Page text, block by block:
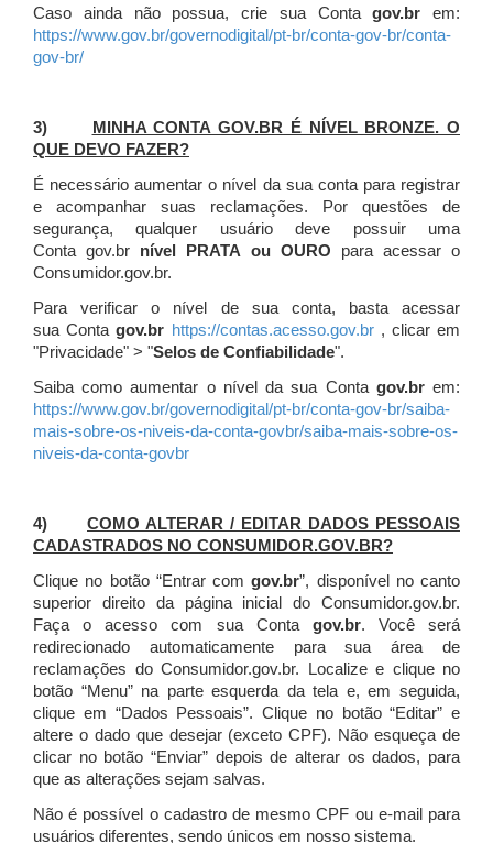
Caso ainda não possua, crie sua Contagov.br em:
https://www.gov.br/governodigital/pt-br/conta-gov-br/conta-
gov-br/
3)
MINHA CONTA GOV.BR É NÍVEL BRONZE. O
QUE DEVO FAZER?
É necessário aumentar o nível da sua conta para registrar
e acompanhar suas reclamações. Por questões de
segurança, qualquer usuário deve possuir uma
Conta gov.br nível PRATA ou OURO para acessar o
Consumidor.gov.br.
Para verificar o nível de sua conta, basta acessar
sua Contagov.br https://contas.acesso.gov.br, clicar em
"Privacidade" > "Selos de Confiabilidade".
Saiba como aumentar o nível da sua Conta gov.brem:
https://www.gov.br/governodigital/pt-br/conta-gov-br/saiba-
mais-sobre-os-niveis-da-conta-govbr/saiba-mais-sobre-os-
niveis-da-conta-govbr
4) COMO ALTERAR / EDITAR DADOS PESSOAIS
CADASTRADOS NO CONSUMIDOR.GOV.BR?
Clique no botão “Entrar comgov.br”, disponível no canto
superior direito da página inicial do Consumidor.gov.br.
Faça o acesso com sua Conta gov.br. Você será
redirecionado automaticamente para sua área de
reclamações do Consumidor.gov.br.
Localize e clique no
botão “Menu” na parte esquerda da tela e, em seguida,
clique em “Dados Pessoais”. Clique no botão “Editar” e
altere o dado que desejar (exceto CPF). Não esqueça de
clicar no botão “Enviar” depois de alterar os dados, para
que as alterações sejam salvas.
Não é possível o cadastro de mesmo CPF ou e-mail para
usuários diferentes, sendo únicos em nosso sistema.